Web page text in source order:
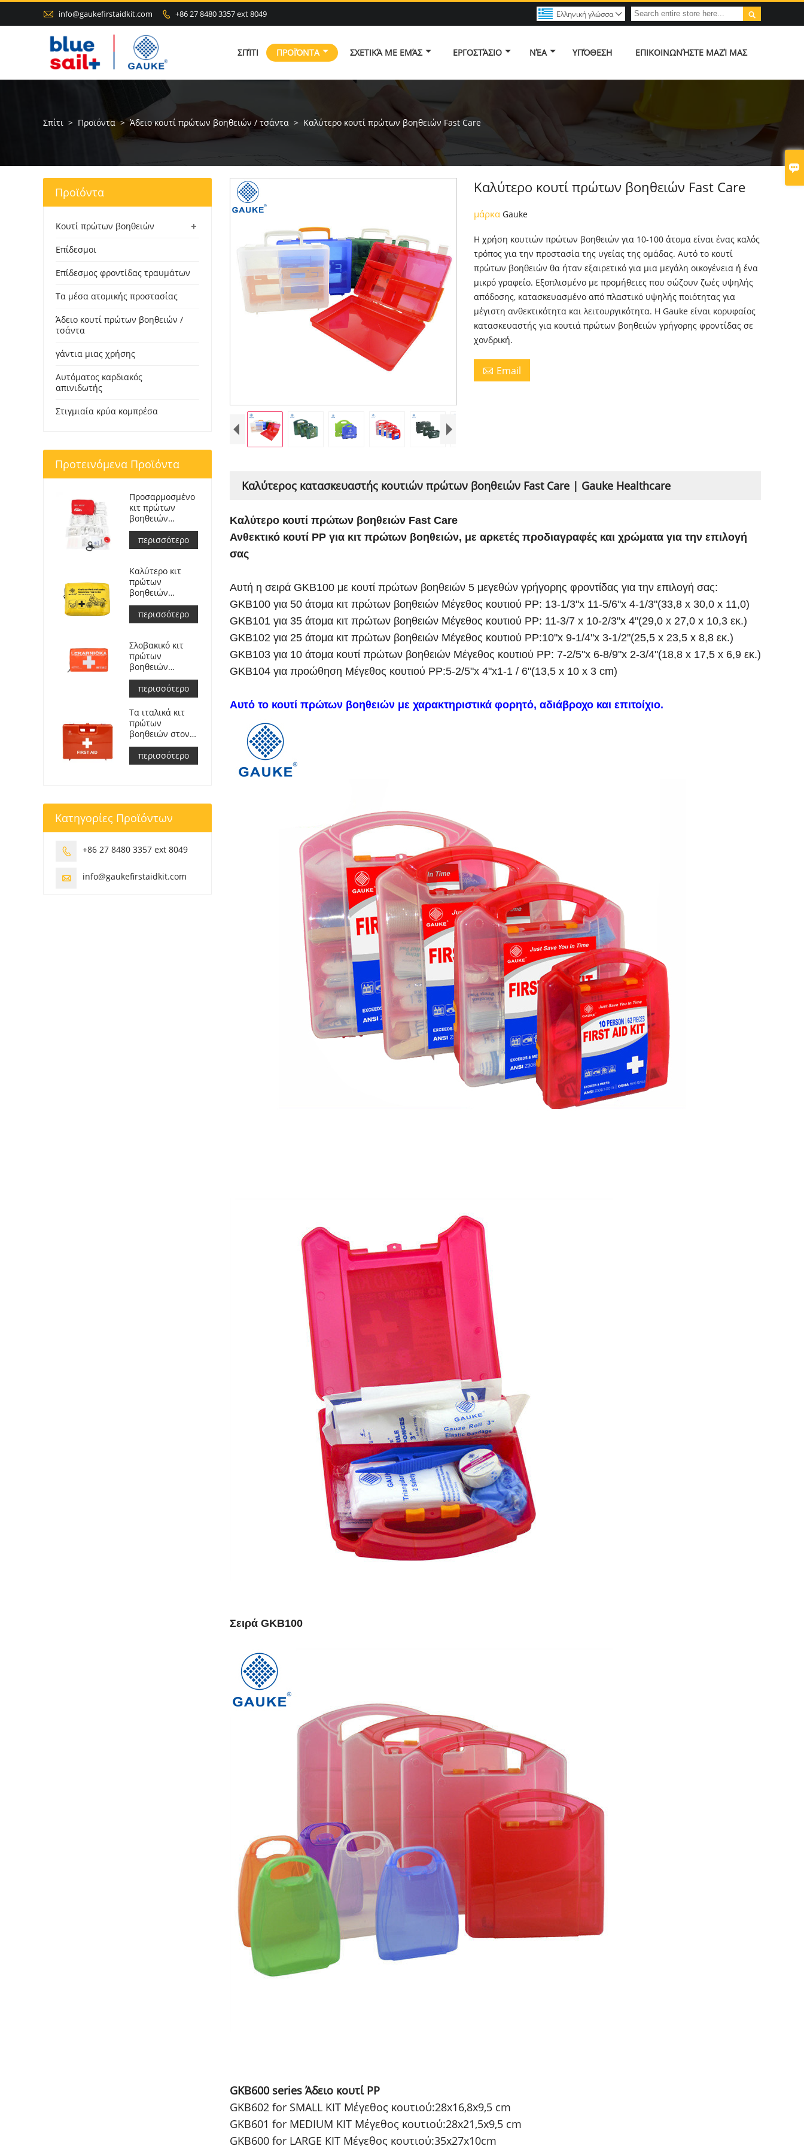

 info@gaukefirstaidkit.com  +86 27 8480 3357 ext 8049 
Ελληνική γλώσσα 
ΣΠΊΤΙ ΠΡΟΪΌΝΤΑ ΣΧΕΤΙΚΆ ΜΕ ΕΜΆΣ ΕΡΓΟΣΤΆΣΙΟ ΝΈΑ ΥΠΌΘΕΣΗ ΕΠΙΚΟΙΝΩΝΉΣΤΕ ΜΑΖΊ ΜΑΣ
Σπίτι > Προϊόντα > Άδειο κουτί πρώτων βοηθειών / τσάντα > Καλύτερο κουτί πρώτων βοηθειών Fast Care
Καλύτερο κουτί πρώτων βοηθειών Fast Care
μάρκαGauke
Η χρήση κουτιών πρώτων βοηθειών για 10-100 άτομα είναι ένας καλός
τρόπος για την προστασία της υγείας της ομάδας. Αυτό το κουτί
πρώτων βοηθειών θα ήταν εξαιρετικό για μια μεγάλη οικογένεια ή ένα
μικρό γραφείο. Εξοπλισμένο με προμήθειες που σώζουν ζωές υψηλής
απόδοσης, κατασκευασμένο από πλαστικό υψηλής ποιότητας για
μέγιστη ανθεκτικότητα και λειτουργικότητα. Η Gauke είναι κορυφαίος
κατασκευαστής για κουτιά πρώτων βοηθειών γρήγορης φροντίδας σε
χονδρική.
 Email
Καλύτερος κατασκευαστής κουτιών πρώτων βοηθειών Fast Care | Gauke Healthcare
Καλύτερο κουτί πρώτων βοηθειών Fast Care
Ανθεκτικό κουτί PP για κιτ πρώτων βοηθειών, με αρκετές προδιαγραφές και χρώματα για την επιλογή
σας
Αυτή η σειρά GKB100 με κουτί πρώτων βοηθειών 5 μεγεθών γρήγορης φροντίδας για την επιλογή σας:
GKB100 για 50 άτομα κιτ πρώτων βοηθειών Μέγεθος κουτιού PP: 13-1/3"x 11-5/6"x 4-1/3"(33,8 x 30,0 x 11,0)
GKB101 για 35 άτομα κιτ πρώτων βοηθειών Μέγεθος κουτιού PP: 11-3/7 x 10-2/3"x 4"(29,0 x 27,0 x 10,3 εκ.)
GKB102 για 25 άτομα κιτ πρώτων βοηθειών Μέγεθος κουτιού PP:10"x 9-1/4"x 3-1/2"(25,5 x 23,5 x 8,8 εκ.)
GKB103 για 10 άτομα κουτί πρώτων βοηθειών Μέγεθος κουτιού PP: 7-2/5"x 6-8/9"x 2-3/4"(18,8 x 17,5 x 6,9 εκ.)
GKB104 για προώθηση Μέγεθος κουτιού PP:5-2/5"x 4"x1-1 / 6"(13,5 x 10 x 3 cm)
Αυτό το κουτί πρώτων βοηθειών με χαρακτηριστικά φορητό, αδιάβροχο και επιτοίχιο.
Σειρά GKB100
GKB600 series Άδειο κουτί PP
GKB602 for SMALL KIT Μέγεθος κουτιού:28x16,8x9,5 cm
GKB601 for MEDIUM KIT Μέγεθος κουτιού:28x21,5x9,5 cm
GKB600 for LARGE KIT Μέγεθος κουτιού:35x27x10cm
Προϊόντα
+
Κουτί πρώτων βοηθειών
Επίδεσμοι
Επίδεσμος φροντίδας τραυμάτων
Τα μέσα ατομικής προστασίας
Άδειο κουτί πρώτων βοηθειών /
τσάντα
γάντια μιας χρήσης
Αυτόματος καρδιακός
απινιδωτής
Στιγμιαία κρύα κομπρέσα
Προτεινόμενα Προϊόντα
Προσαρμοσμένο
κιτ πρώτων
βοηθειών
Ιατρική τσάντα
ανταπόκρισης
για αυτοκίνητο
περισσότερο
Καλύτερο κιτ
πρώτων
βοηθειών
περιπέτειας για
αναβάτες
μοτοσικλετών
περισσότερο
Σλοβακικό κιτ
πρώτων
βοηθειών
αυτοκινήτου
Συναντώ
Μιζούρι ΣΑ
č.143/2009
περισσότερο
Τα ιταλικά κιτ
πρώτων
βοηθειών στον
χώρο εργασίας
πληρούν το DM
388 del
περισσότερο
Κατηγορίες Προϊόντων
 +86 27 8480 3357 ext 8049
 info@gaukefirstaidkit.com